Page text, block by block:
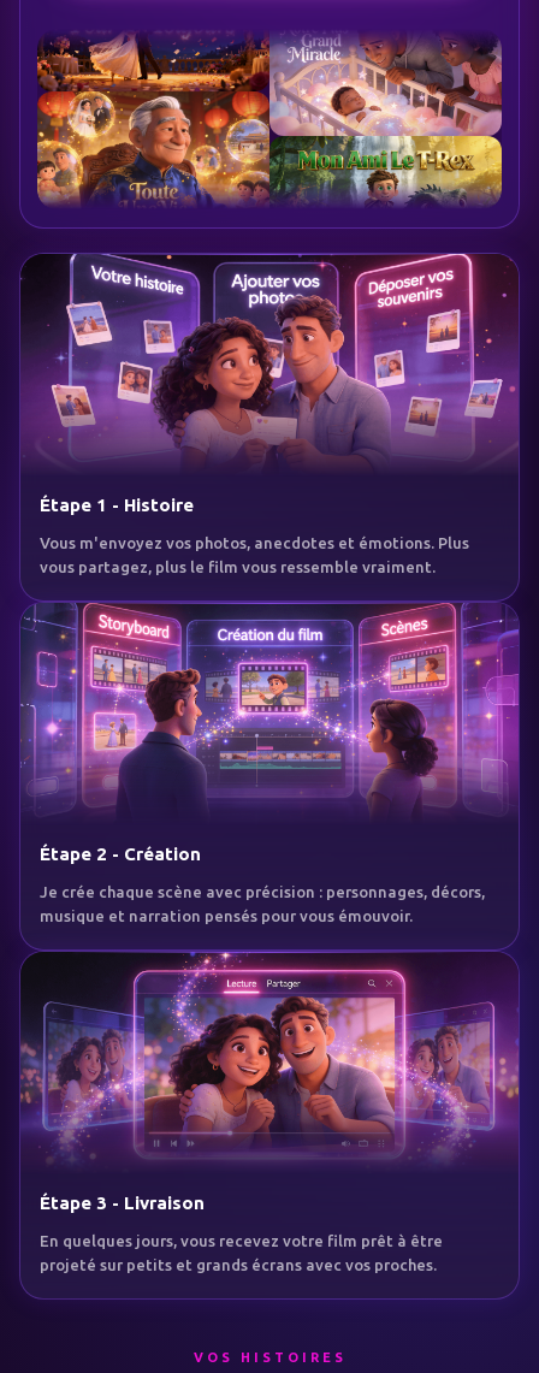
Étape 1 - Histoire
Vous m'envoyez vos photos, anecdotes et émotions. Plus
vous partagez, plus le film vous ressemble vraiment.
Étape 2 - Création
Je crée chaque scène avec précision : personnages, décors,
musique et narration pensés pour vous émouvoir.
Étape 3 - Livraison
En quelques jours, vous recevez votre film prêt à être
projeté sur petits et grands écrans avec vos proches.
VOS HISTOIRES